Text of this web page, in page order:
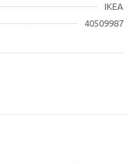
IKEA
40509987